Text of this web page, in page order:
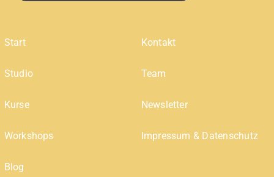
Start
Studio
Kurse
Workshops
Blog
Kontakt
Team
Newsletter
Impressum & Datenschutz